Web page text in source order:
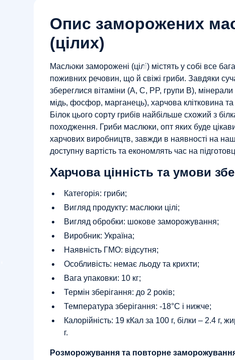
Опис заморожених
(цілих)
Маслюки заморожені (цілі) містять у собі все
поживних речовин, що й свіжі гриби. Завдяки
збереглися вітаміни (A, C, PP, групи B), мінерали
мідь, фосфор, марганець), харчова клітковина та
Білок цього сорту грибів найбільше схожий з
походження. Гриби маслюки, опт яких буде
харчових виробництв, завжди в наявності на
доступну вартість та економлять час на
Харчова цінність та умови
Категорія: гриби;
Вигляд продукту: маслюки цілі;
Вигляд обробки: шокове заморожування;
Виробник: Україна;
Наявність ГМО: відсутня;
Особливість: немає льоду та крихти;
Вага упаковки: 10 кг;
Термін зберігання: до 2 років;
Температура зберігання: -18°С і нижче;
Калорійність: 19 кКал за 100 г, білки – 2.4 г,
г.
Розморожування та повторне